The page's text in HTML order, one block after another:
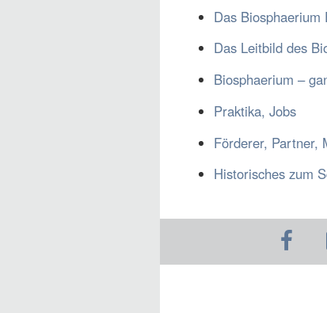
Das Biosphaerium
Das Leitbild des
Biosphaerium –
Praktika, Jobs
Förderer, Partner,
Historisches zum